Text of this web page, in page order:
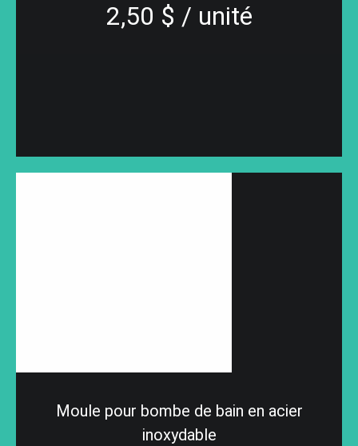
2,50 $ / unité
Moule pour bombe de bain en acier
inoxydable